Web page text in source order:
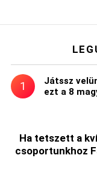
Játssz
ezt a 8
Ha tetszett a
csoportunkhoz